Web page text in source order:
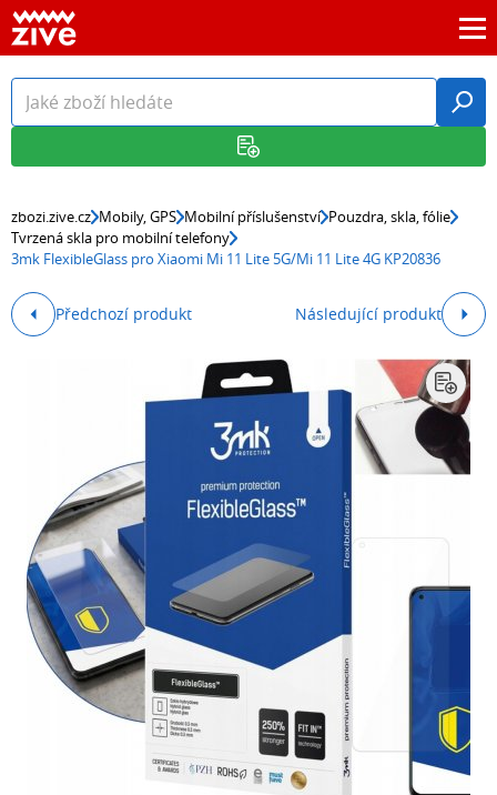
zbozi.zive.cz Mobily, GPS Mobilní příslušenství Pouzdra, skla, fólie
Tvrzená skla pro mobilní telefony
3mk FlexibleGlass pro Xiaomi Mi 11 Lite 5G/Mi 11 Lite 4G KP20836
Předchozí produkt Následující produkt